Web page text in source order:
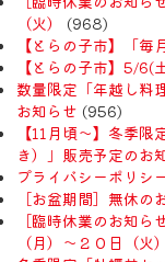
（火）
(968)
【とらの子市】「
【とらの子市】5/
数量限定「年越し料
お知らせ (956)
【11月頃〜】冬季
き）」販売予定のお
プライバシーポリシ
［お盆期間］無休の
［臨時休業のお知
（月）〜２０日（火）